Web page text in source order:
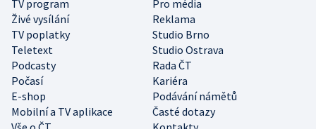
TV program
Pro média
Živé vysílání
Reklama
TV poplatky
Studio Brno
Teletext
Studio Ostrava
Podcasty
Rada ČT
Počasí
Kariéra
E-shop
Podávání námětů
Mobilní a TV aplikace
Časté dotazy